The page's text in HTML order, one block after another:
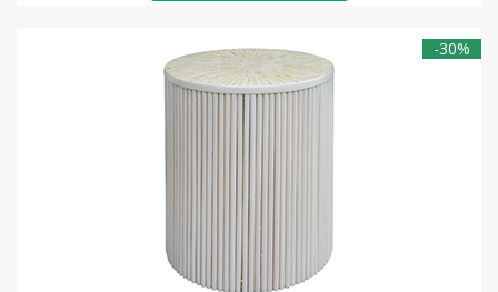
-30%